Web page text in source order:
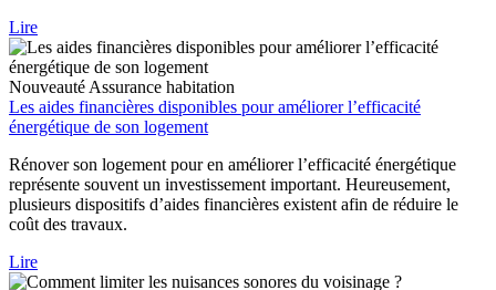
Lire
Nouveauté Assurance habitation
Les aides financières disponibles pour améliorer l’efficacité
énergétique de son logement
Rénover son logement pour en améliorer l’efficacité énergétique
représente souvent un investissement important. Heureusement,
plusieurs dispositifs d’aides financières existent afin de réduire le
coût des travaux.
Lire